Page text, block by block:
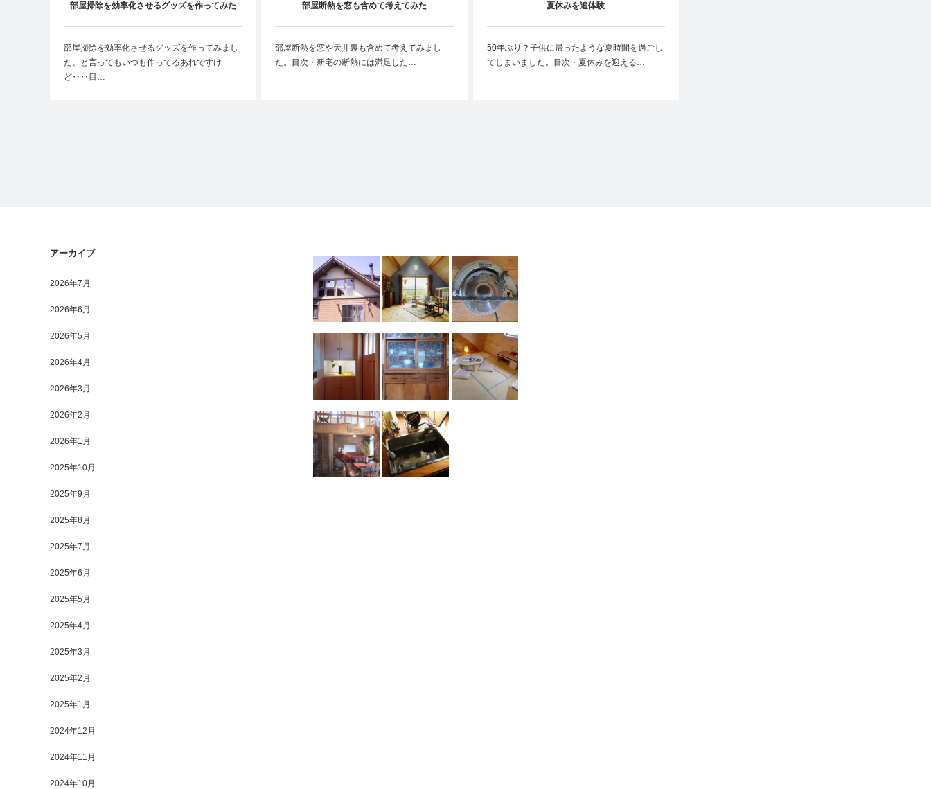
部屋掃除を効率化させるグッズを作ってみた
部屋掃除を効率化させるグッズを作ってみまし
た、と言ってもいつも作ってるあれですけ
ど‥‥目…
部屋断熱を窓も含めて考えてみた
部屋断熱を窓や天井裏も含めて考えてみまし
た。目次・新宅の断熱には満足した…
夏休みを追体験
50年ぶり？子供に帰ったような夏時間を過ごし
てしまいました。目次・夏休みを迎える…
アーカイブ
2026年7月
2026年6月
2026年5月
2026年4月
2026年3月
2026年2月
2026年1月
2025年10月
2025年9月
2025年8月
2025年7月
2025年6月
2025年5月
2025年4月
2025年3月
2025年2月
2025年1月
2024年12月
2024年11月
2024年10月